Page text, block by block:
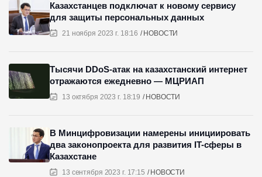
21 ноября 2023 г. 18:16 НОВОСТИ
Казахстанцев подключат к новому сервису
для защиты персональных данных
13 октября 2023 г. 18:19 НОВОСТИ
Тысячи DDoS-атак на казахстанский интернет
отражаются ежедневно — МЦРИАП
13 сентября 2023 г. 17:15 НОВОСТИ
В Минцифровизации намерены инициировать
два законопроекта для развития IT-сферы в
Казахстане